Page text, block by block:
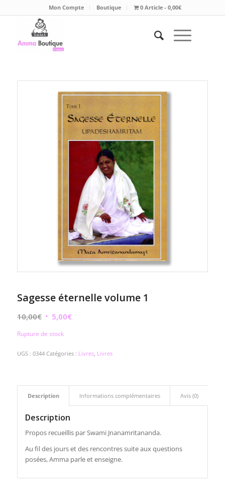
Mon Compte Boutique 0 Article 0,00€
Sagesse éternelle volume 1
10,00€ Le
était :
5,00€Le
est :
Rupture de stock
UGS : 0344 Catégories : Livres, Livres
Description Informations complémentaires Avis (0)
Description
Propos recueillis par Swami Jnanamritananda.
Au fil des jours et des rencontres suite aux questions
posées, Amma parle et enseigne.